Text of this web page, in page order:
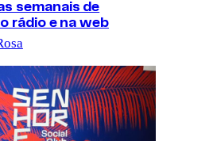
semanais de
rádio e na web